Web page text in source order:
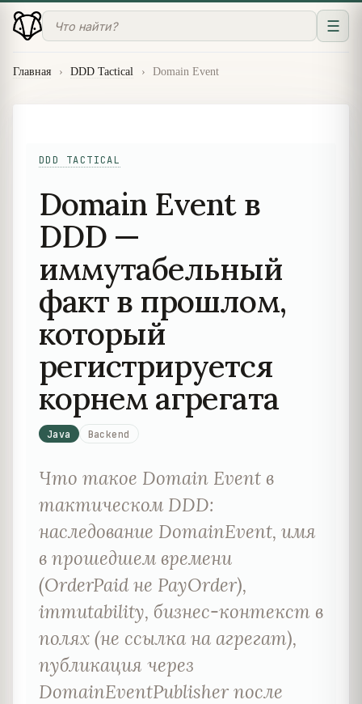
☰
Главная › DDD Tactical › Domain Event
DDD TACTICAL
Domain Event в
DDD —
иммутабельный
факт в прошлом,
который
регистрируется
корнем агрегата
Java Backend
Что такое Domain Event в
тактическом DDD:
наследование DomainEvent, имя
в прошедшем времени
(OrderPaid не PayOrder),
immutability, бизнес-контекст в
полях (не ссылка на агрегат),
публикация через
DomainEventPublisher после